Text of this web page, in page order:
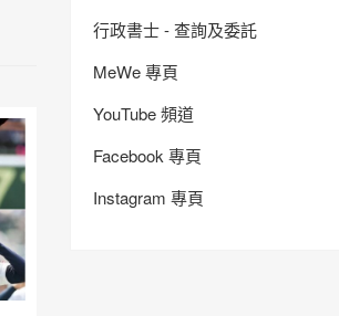
行政書士 - 查詢及委託
MeWe 專頁
YouTube 頻道
Facebook 專頁
Instagram 專頁